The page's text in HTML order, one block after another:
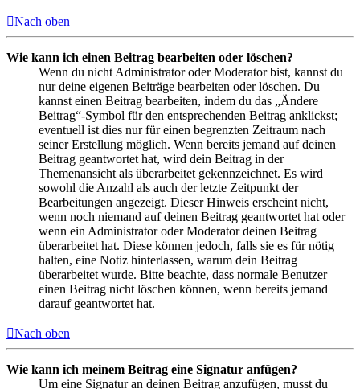
Nach oben
Wie kann ich einen Beitrag bearbeiten oder löschen?
Wenn du nicht Administrator oder Moderator bist, kannst du
nur deine eigenen Beiträge bearbeiten oder löschen. Du
kannst einen Beitrag bearbeiten, indem du das „Ändere
Beitrag“-Symbol für den entsprechenden Beitrag anklickst;
eventuell ist dies nur für einen begrenzten Zeitraum nach
seiner Erstellung möglich. Wenn bereits jemand auf deinen
Beitrag geantwortet hat, wird dein Beitrag in der
Themenansicht als überarbeitet gekennzeichnet. Es wird
sowohl die Anzahl als auch der letzte Zeitpunkt der
Bearbeitungen angezeigt. Dieser Hinweis erscheint nicht,
wenn noch niemand auf deinen Beitrag geantwortet hat oder
wenn ein Administrator oder Moderator deinen Beitrag
überarbeitet hat. Diese können jedoch, falls sie es für nötig
halten, eine Notiz hinterlassen, warum dein Beitrag
überarbeitet wurde. Bitte beachte, dass normale Benutzer
einen Beitrag nicht löschen können, wenn bereits jemand
darauf geantwortet hat.
Nach oben
Wie kann ich meinem Beitrag eine Signatur anfügen?
Um eine Signatur an deinen Beitrag anzufügen, musst du